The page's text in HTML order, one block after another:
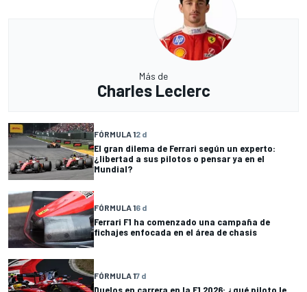
Más de
Charles Leclerc
FÓRMULA 12 d
El gran dilema de Ferrari según un experto:
¿libertad a sus pilotos o pensar ya en el
Mundial?
FÓRMULA 16 d
Ferrari F1 ha comenzado una campaña de
fichajes enfocada en el área de chasis
FÓRMULA 17 d
Duelos en carrera en la F1 2026: ¿qué piloto le